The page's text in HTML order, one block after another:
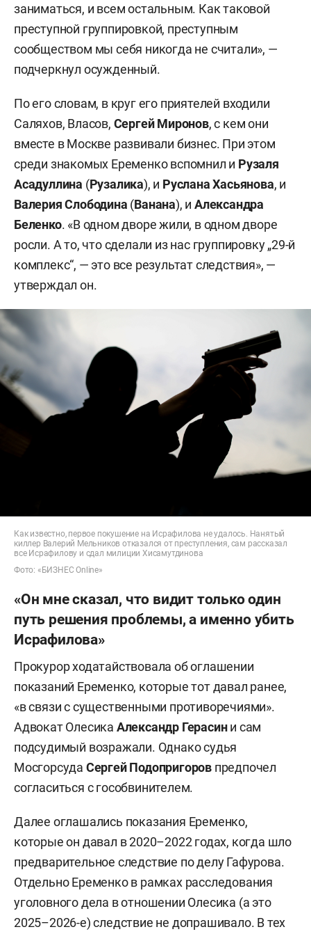
заниматься, и всем остальным. Как таковой
преступной группировкой, преступным
сообществом мы себя никогда не считали», —
подчеркнул осужденный.
По его словам, в круг его приятелей входили
Саляхов, Власов, Сергей Миронов, с кем они
вместе в Москве развивали бизнес. При этом
среди знакомых Еременко вспомнил и Рузаля
Асадуллина (Рузалика), и Руслана Хасьянова, и
Валерия Слободина (Ванана), иАлександра
Беленко. «В одном дворе жили, в одном дворе
росли. А то, что сделали из нас группировку „29-й
комплекс“, — это все результат следствия», —
утверждал он.
Как известно, первое покушение на Исрафилова не удалось. Нанятый
киллер Валерий Мельников отказался от преступления, сам рассказал
все Исрафилову и сдал милиции Хисамутдинова
Фото: «БИЗНЕС Online»
«Он мне сказал, что видит только один
путь решения проблемы, а именно убить
Исрафилова»
Прокурор ходатайствовала об оглашении
показаний Еременко, которые тот давал ранее,
«в связи с существенными противоречиями».
Адвокат Олесика Александр Герасини сам
подсудимый возражали. Однако судья
Мосгорсуда Сергей Подопригоров предпочел
согласиться с гособвинителем.
Далее оглашались показания Еременко,
которые он давал в 2020–2022 годах, когда шло
предварительное следствие по делу Гафурова.
Отдельно Еременко в рамках расследования
уголовного дела в отношении Олесика (а это
2025–2026-е) следствие не допрашивало. В тех